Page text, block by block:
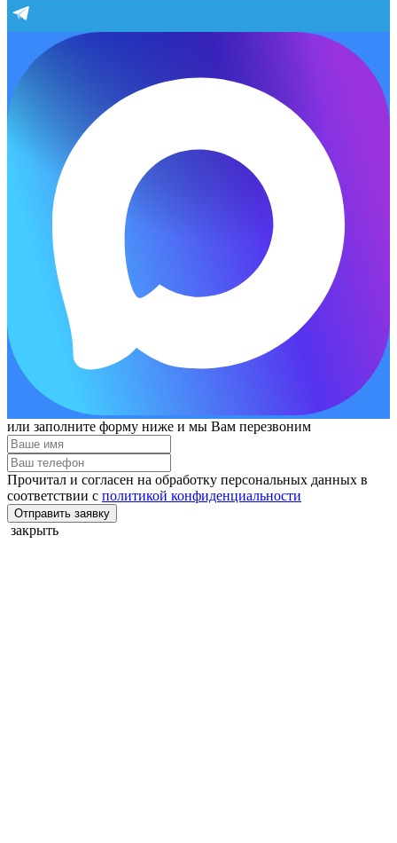
или заполните форму ниже и мы Вам перезвоним
Прочитал и согласен на обработку персональных данных в
соответствии с политикой конфиденциальности
Отправить заявку
закрыть